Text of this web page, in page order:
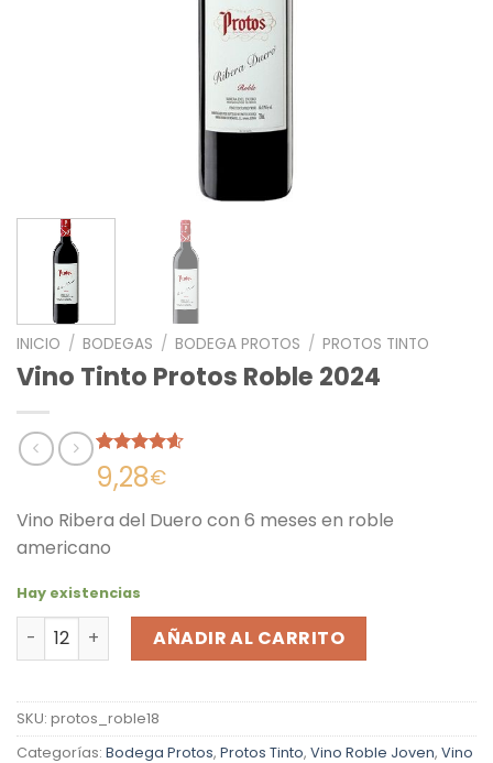
INICIO / BODEGAS / BODEGA PROTOS / PROTOS TINTO
Vino Tinto Protos Roble 2024
Valorado
con4.60
base a
10
de clientes
9,28€
Vino Ribera del Duero con 6 meses en roble
americano
Hay existencias
Vino Tinto Protos Roble 2024 cantidad
AÑADIR AL CARRITO
SKU: protos_roble18
Categorías: Bodega Protos, Protos Tinto, Vino Roble Joven, Vino